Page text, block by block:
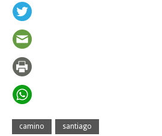
camino santiago